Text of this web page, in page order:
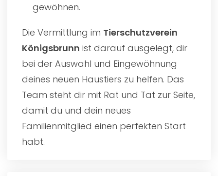
gewöhnen.
Die Vermittlung im Tierschutzverein
Königsbrunn ist darauf ausgelegt, dir
bei der Auswahl und Eingewöhnung
deines neuen Haustiers zu helfen. Das
Team steht dir mit Rat und Tat zur Seite,
damit du und dein neues
Familienmitglied einen perfekten Start
habt.